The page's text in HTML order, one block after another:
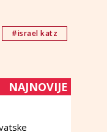
#israel katz
NAJNOVIJE